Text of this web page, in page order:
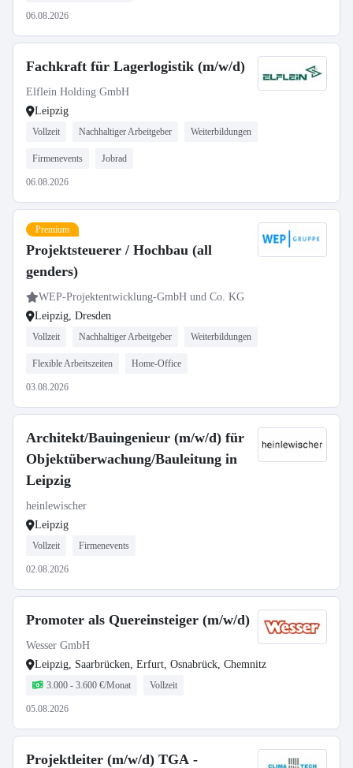
06.08.2026
Fachkraft für Lagerlogistik (m/w/d)
Elflein Holding GmbH
Leipzig
Vollzeit Nachhaltiger Arbeitgeber Weiterbildungen
Firmenevents Jobrad
06.08.2026
Premium
Projektsteuerer / Hochbau (all
genders)
WEP-Projektentwicklung-GmbH und Co. KG
Leipzig, Dresden
Vollzeit Nachhaltiger Arbeitgeber Weiterbildungen
Flexible Arbeitszeiten Home-Office
03.08.2026
Architekt/Bauingenieur (m/w/d) für
Objektüberwachung/Bauleitung in
Leipzig
heinlewischer
Leipzig
Vollzeit Firmenevents
02.08.2026
Promoter als Quereinsteiger (m/w/d)
Wesser GmbH
Leipzig, Saarbrücken, Erfurt, Osnabrück, Chemnitz
3.000 - 3.600 €/Monat Vollzeit
05.08.2026
Projektleiter (m/w/d) TGA -